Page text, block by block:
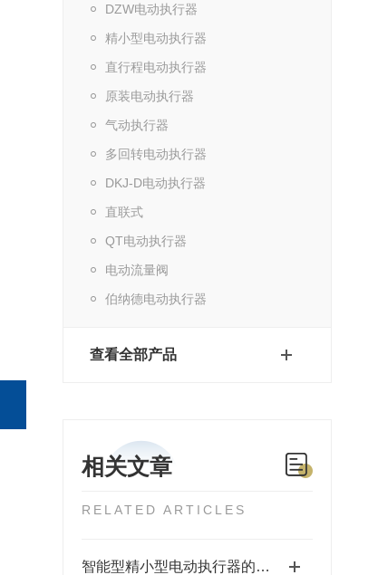
DZW电动执行器
精小型电动执行器
直行程电动执行器
原装电动执行器
气动执行器
多回转电动执行器
DKJ-D电动执行器
直联式
QT电动执行器
电动流量阀
伯纳德电动执行器
查看全部产品
相关文章
RELATED ARTICLES
智能型精小型电动执行器的特点